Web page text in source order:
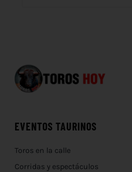
EVENTOS TAURINOS
Toros en la calle
Corridas y espectáculos